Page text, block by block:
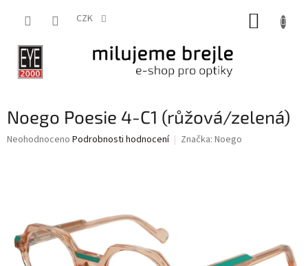
CZK
Noego Poesie 4-C1 (růžová/zelená)
Průměrné
hvězdiček.
Neohodnoceno Podrobnosti hodnocení Značka: Noego